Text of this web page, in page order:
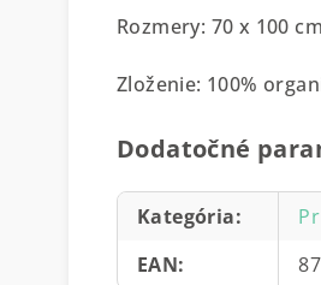
Rozmery: 70 x 100 cm
Zloženie: 100%
Dodatočné
Kategória:
EAN: